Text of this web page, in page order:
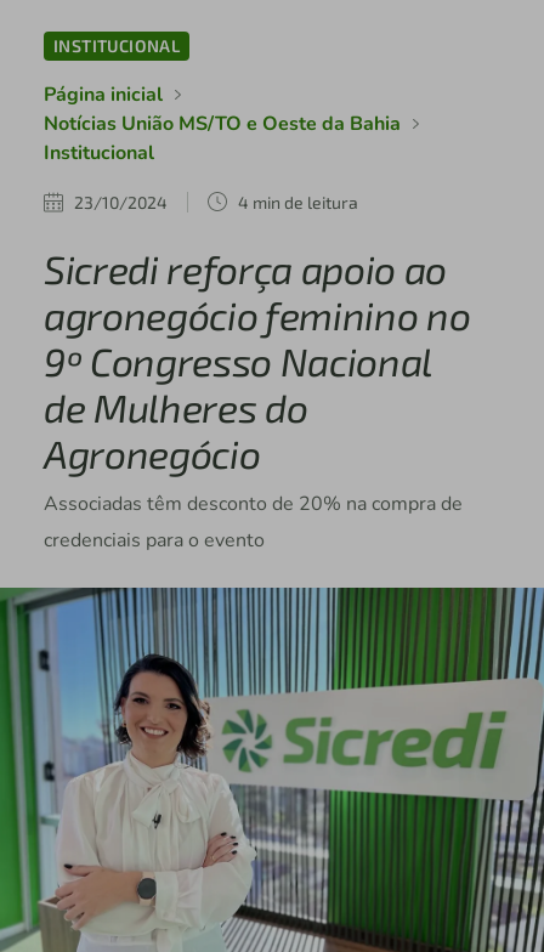
INSTITUCIONAL
Página inicial
Notícias União MS/TO e Oeste da Bahia
Institucional
23/10/2024 4 min de leitura
Sicredi reforça apoio ao
agronegócio feminino no
9º Congresso Nacional
de Mulheres do
Agronegócio
Associadas têm desconto de 20% na compra de
credenciais para o evento